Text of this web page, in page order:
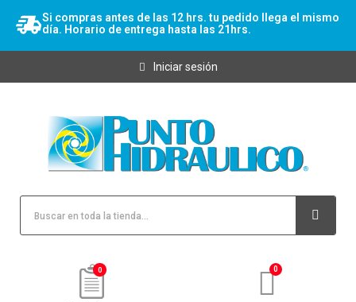
Si compras antes de las 12 hrs. tu pedido llega el mismo
día. Horario de entrega hasta las 21hrs.
Iniciar sesión
0